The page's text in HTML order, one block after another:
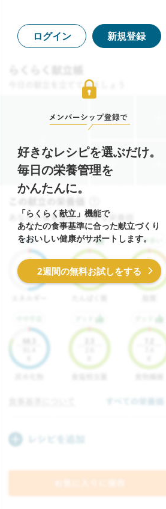
ログイン 新規登録
好きなレシピを選ぶだけ。
毎日の栄養管理を
かんたんに。
「らくらく献立」機能で
あなたの食事基準に合った献立づくり
をおいしい健康がサポートします。
2週間の無料お試しをする